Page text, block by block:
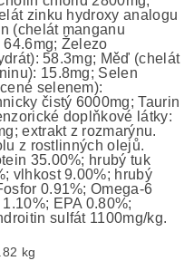
zinku hydroxy analogu
(chelát manganu
Železo
58.3mg; Měď (chelát
15.8mg; Selen
selenem):
čistý 6000mg; Taurin
doplňkové látky:
extrakt z rozmarýnu.
z rostlinných olejů.
35.00%; hrubý tuk
vlhkost 9.00%; hrubý
0.91%; Omega-6
EPA 0.80%;
sulfát 1100mg/kg.
kg